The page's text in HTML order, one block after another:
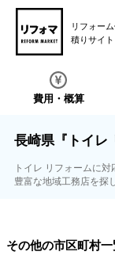
リフォー
積りサイト
費用・概算
長崎県『トイレ
トイレ リフォームに
豊富な地域工務店を探
その他の市区町村